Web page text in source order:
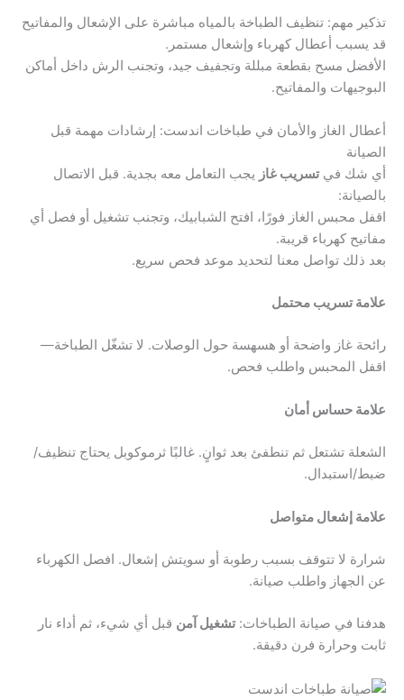
تذكير مهم: تنظيف الطباخة بالمياه مباشرة على الإشعال والمفاتيح
قد يسبب أعطال كهرباء وإشعال مستمر.
الأفضل مسح بقطعة مبللة وتجفيف جيد، وتجنب الرش داخل أماكن
البوجيهات والمفاتيح.
أعطال الغاز والأمان في طباخات اندست: إرشادات مهمة قبل
الصيانة
أي شك فيتسريب غاز يجب التعامل معه بجدية. قبل الاتصال
بالصيانة:
اقفل محبس الغاز فورًا، افتح الشبابيك، وتجنب تشغيل أو فصل أي
مفاتيح كهرباء قريبة.
بعد ذلك تواصل معنا لتحديد موعد فحص سريع.
علامة تسريب محتمل
رائحة غاز واضحة أو هسهسة حول الوصلات. لا تشغّل الطباخة—
اقفل المحبس واطلب فحص.
علامة حساس أمان
الشعلة تشتعل ثم تنطفئ بعد ثوانٍ. غالبًا ثرموكوبل يحتاج تنظيف/
ضبط/استبدال.
علامة إشعال متواصل
شرارة لا تتوقف بسبب رطوبة أو سويتش إشعال. افصل الكهرباء
عن الجهاز واطلب صيانة.
هدفنا في صيانة الطباخات:تشغيل آمن قبل أي شيء، ثم أداء نار
ثابت وحرارة فرن دقيقة.